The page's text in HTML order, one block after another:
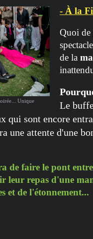
Unique
- À la
Quoi de
spectacle
de la
Le
qui sont encore
une attente d'une
de faire le pont
leur repas d'une
et de l'étonnement...